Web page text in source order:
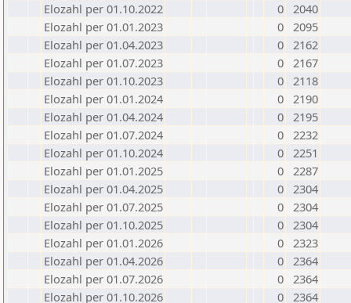
Elozahl per 01.10.2022
0 2040
Elozahl per 01.01.2023
0 2095
Elozahl per 01.04.2023
0 2162
Elozahl per 01.07.2023
0 2167
Elozahl per 01.10.2023
0 2118
Elozahl per 01.01.2024
0 2190
Elozahl per 01.04.2024
0 2195
Elozahl per 01.07.2024
0 2232
Elozahl per 01.10.2024
0 2251
Elozahl per 01.01.2025
0 2287
Elozahl per 01.04.2025
0 2304
Elozahl per 01.07.2025
0 2304
Elozahl per 01.10.2025
0 2304
Elozahl per 01.01.2026
0 2323
Elozahl per 01.04.2026
0 2364
Elozahl per 01.07.2026
0 2364
Elozahl per 01.10.2026
0 2364